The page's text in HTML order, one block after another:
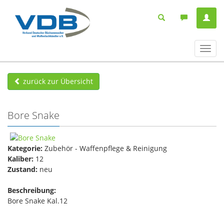
ein-/
zurück zur Übersicht
Bore Snake
Kategorie: Zubehör - Waffenpflege & Reinigung
Kaliber: 12
Zustand: neu
Beschreibung:
Bore Snake Kal.12